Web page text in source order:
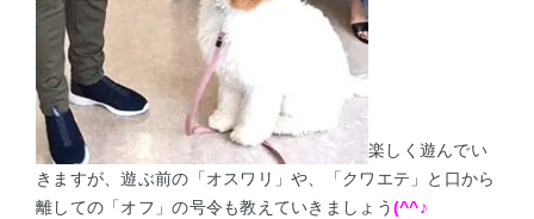
楽しく遊んでい
きますが、遊ぶ前の「オスワリ」や、「クワエテ」と口から
離しての「オフ」の号令も教えていきましょう(^^♪